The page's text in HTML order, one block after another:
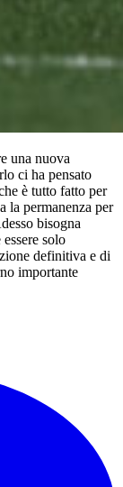
una nuova
ci ha pensato
è tutto fatto per
la permanenza per
bisogna
solo
definitiva e di
importante